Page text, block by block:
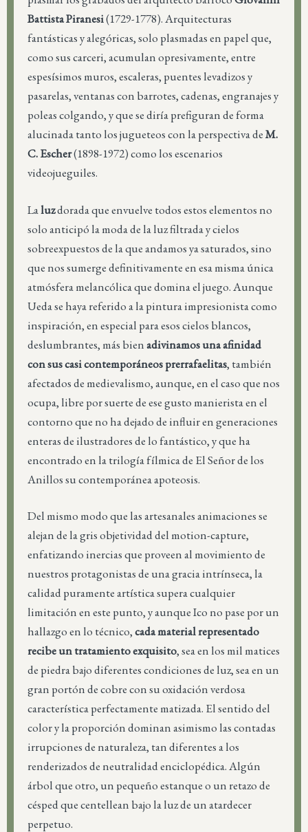
Battista Piranesi(1729-1778). Arquitecturas
fantásticas y alegóricas, solo plasmadas en papel que,
como sus carceri, acumulan opresivamente, entre
espesísimos muros, escaleras, puentes levadizos y
pasarelas, ventanas con barrotes, cadenas, engranajes y
poleas colgando, y que se diría prefiguran de forma
alucinada tanto los jugueteos con la perspectiva deM.
C. Escher(1898-1972) como los escenarios
videojueguiles.
Laluzdorada que envuelve todos estos elementos no
solo anticipó la moda de la luz filtrada y cielos
sobreexpuestos de la que andamos ya saturados, sino
que nos sumerge definitivamente en esa misma única
atmósfera melancólica que domina el juego. Aunque
Ueda se haya referido a la pintura impresionista como
inspiración, en especial para esos cielos blancos,
deslumbrantes, más bienadivinamos una afinidad
con sus casi contemporáneos prerrafaelitas, también
afectados de medievalismo, aunque, en el caso que nos
ocupa, libre por suerte de ese gusto manierista en el
contorno que no ha dejado de influir en generaciones
enteras de ilustradores de lo fantástico, y que ha
encontrado en la trilogía fílmica de El Señor de los
Anillos su contemporánea apoteosis.
Del mismo modo que las artesanales animaciones se
alejan de la gris objetividad del motion-capture,
enfatizando inercias que proveen al movimiento de
nuestros protagonistas de una gracia intrínseca, la
calidad puramente artística supera cualquier
limitación en este punto, y aunque Ico no pase por un
hallazgo en lo técnico,cada material representado
recibe un tratamiento exquisito, sea en los mil matices
de piedra bajo diferentes condiciones de luz, sea en un
gran portón de cobre con su oxidación verdosa
característica perfectamente matizada. El sentido del
color y la proporción dominan asimismo las contadas
irrupciones de naturaleza, tan diferentes a los
renderizados de neutralidad enciclopédica. Algún
árbol que otro, un pequeño estanque o un retazo de
césped que centellean bajo la luz de un atardecer
perpetuo.